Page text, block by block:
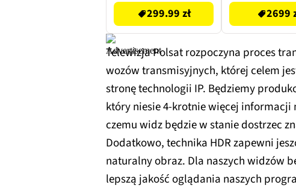
299.99 zł 2699
Telewizja Polsat rozpoczyna proces
wozów transmisyjnych, której celem
stronę technologii IP. Będziemy
który niesie 4-krotnie więcej
czemu widz będzie w stanie dostrzec
Dodatkowo, technika HDR zapewni
naturalny obraz. Dla naszych widzów
lepszą jakość oglądania naszych